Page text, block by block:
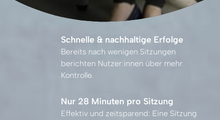
Schnelle & nachhaltige Erfolge
Bereits nach wenigen
berichten Nutzer:innen über
Kontrolle.
Nur 28 Minuten pro Sitzung
Effektiv und zeitsparend: Eine